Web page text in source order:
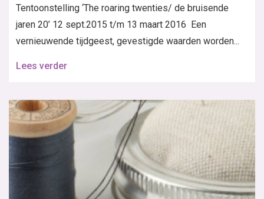
Tentoonstelling ‘The roaring twenties/ de bruisende
jaren 20’ 12 sept.2015 t/m 13 maart 2016 Een
vernieuwende tijdgeest, gevestigde waarden worden...
Lees verder